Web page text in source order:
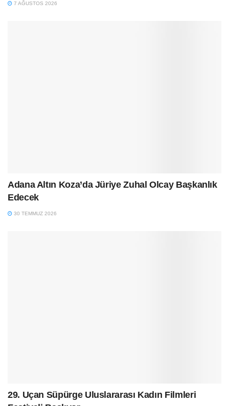
7 AĞUSTOS 2026
Adana Altın Koza’da Jüriye Zuhal Olcay Başkanlık
Edecek
30 TEMMUZ 2026
29. Uçan Süpürge Uluslararası Kadın Filmleri